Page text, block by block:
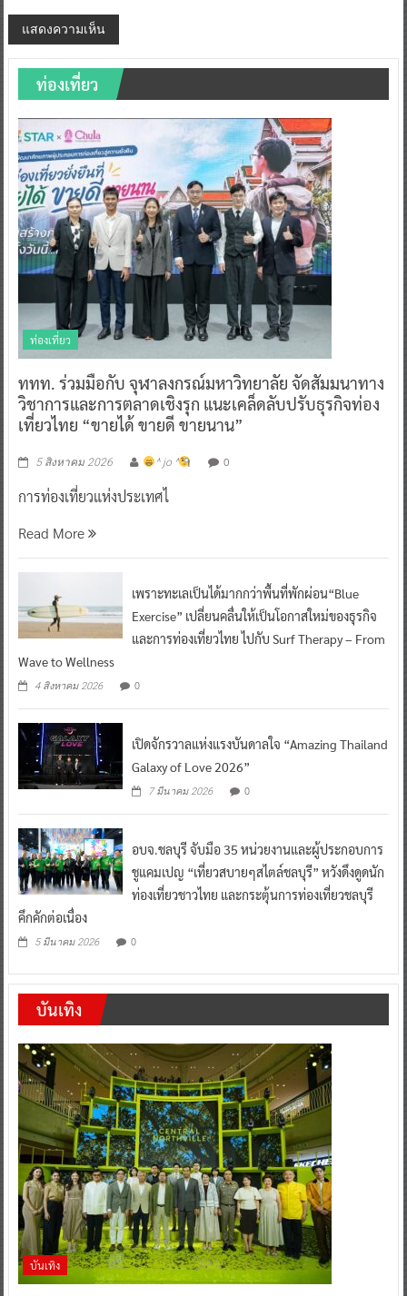
ท่องเที่ยว
ท่องเที่ยว
ททท. ร่วมมือกับ จุฬาลงกรณ์มหาวิทยาลัย จัดสัมมนาทาง
วิชาการและการตลาดเชิงรุก แนะเคล็ดลับปรับธุรกิจท่อง
เที่ยวไทย “ขายได้ ขายดี ขายนาน”
5 สิงหาคม 2026 ^ jo ^ 0
การท่องเที่ยวแห่งประเทศไ
Read More
เพราะทะเลเป็นได้มากกว่าพื้นที่พักผ่อน“Blue
Exercise” เปลี่ยนคลื่นให้เป็นโอกาสใหม่ของธุรกิจ
และการท่องเที่ยวไทย ไปกับ Surf Therapy – From
Wave to Wellness
4 สิงหาคม 2026 0
เปิดจักรวาลแห่งแรงบันดาลใจ “Amazing Thailand
Galaxy of Love 2026”
7 มีนาคม 2026 0
อบจ.ชลบุรี จับมือ 35 หน่วยงานและผู้ประกอบการ
ชูแคมเปญ “เที่ยวสบายๆสไตล์ชลบุรี” หวังดึงดูดนัก
ท่องเที่ยวชาวไทย และกระตุ้นการท่องเที่ยวชลบุรี
คึกคักต่อเนื่อง
5 มีนาคม 2026 0
บันเทิง
บันเทิง